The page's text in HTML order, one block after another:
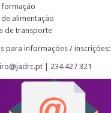
formação
alimentação
de transporte
para informações / inscrições:
| 234 427 321